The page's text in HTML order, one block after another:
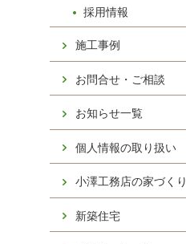
採用情報
施工事例
お問合せ・ご相談
お知らせ一覧
個人情報の取り扱い
小澤工務店の家づくり
新築住宅